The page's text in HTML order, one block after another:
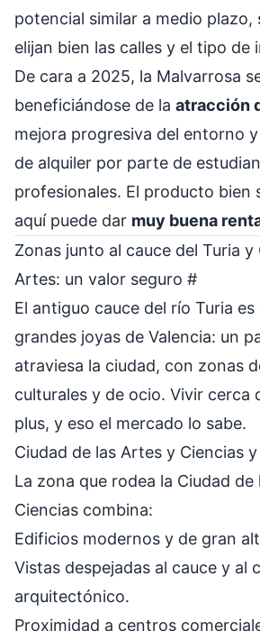
potencial similar a medio plazo,
elijan bien las calles y el tipo de
De cara a 2025, la Malvarrosa
beneficiándose de la atracción
mejora progresiva del entorno
de alquiler por parte de
profesionales. El producto bien
aquí puede dar muy buena
Zonas junto al cauce del Turia y
Artes: un valor seguro #
El antiguo cauce del río Turia es
grandes joyas de Valencia: un
atraviesa la ciudad, con zonas
culturales y de ocio. Vivir cerca
plus, y eso el mercado lo sabe.
Ciudad de las Artes y Ciencias
La zona que rodea la Ciudad de
Ciencias combina:
Edificios modernos y de gran
Vistas despejadas al cauce y al
arquitectónico.
Proximidad a centros